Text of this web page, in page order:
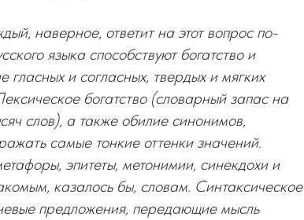
наверное, ответит на этот вопрос по-
языка способствуют богатство и
и согласных, твердых и мягких
богатство (словарный запас на
слов), а также обилие синонимов,
самые тонкие оттенки значений.
эпитеты, метонимии, синекдохи и
казалось бы, словам. Синтаксическое
предложения, передающие мысль